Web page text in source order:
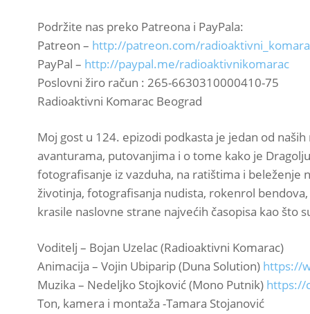
Podržite nas preko Patreona i PayPala:
Patreon – http://patreon.com/
PayPal – http://paypal.me/radioaktivnikomarac
Poslovni žiro račun : 265-6630310000410-75
Radioaktivni Komarac Beograd
Moj gost u 124. epizodi podkasta je jedan od
avanturama, putovanjima i o tome kako je
fotografisanje iz vazduha, na ratištima i
životinja, fotografisanja nudista, rokenrol
krasile naslovne strane najvećih časopisa kao što
Voditelj – Bojan Uzelac (Radioaktivni Komarac)
Animacija – Vojin Ubiparip (Duna Solution) https://
Muzika – Nedeljko Stojković (Mono Putnik) https://
Ton, kamera i montaža -Tamara Stojanović